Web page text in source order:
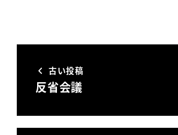
古い投稿
反省会議